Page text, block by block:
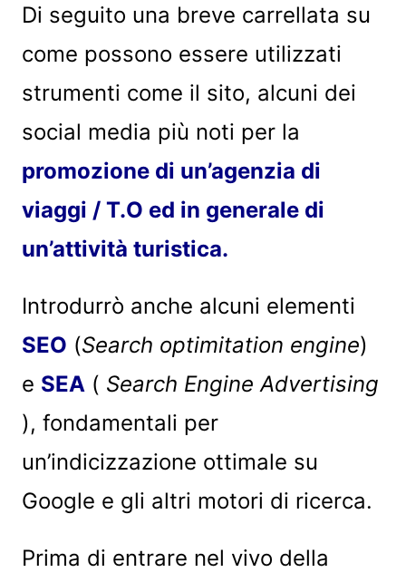
Di seguito una breve carrellata su
come possono essere utilizzati
strumenti come il sito, alcuni dei
social media più noti per la
promozione di un’agenzia di
viaggi / T.O ed in generale di
un’attività turistica.
Introdurrò anche alcuni elementi
SEO (Search optimitation engine)
e SEA ( Search Engine Advertising
), fondamentali per
un’indicizzazione ottimale su
Google e gli altri motori di ricerca.
Prima di entrare nel vivo della